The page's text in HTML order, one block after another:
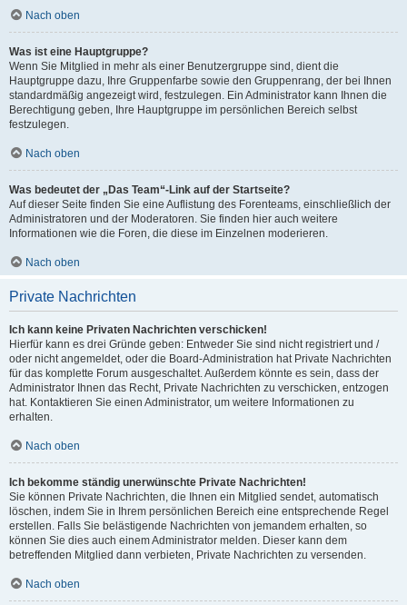
Nach oben
Was ist eine Hauptgruppe?
Wenn Sie Mitglied in mehr als einer Benutzergruppe sind, dient die
Hauptgruppe dazu, Ihre Gruppenfarbe sowie den Gruppenrang, der bei Ihnen
standardmäßig angezeigt wird, festzulegen. Ein Administrator kann Ihnen die
Berechtigung geben, Ihre Hauptgruppe im persönlichen Bereich selbst
festzulegen.
Nach oben
Was bedeutet der „Das Team“-Link auf der Startseite?
Auf dieser Seite finden Sie eine Auflistung des Forenteams, einschließlich der
Administratoren und der Moderatoren. Sie finden hier auch weitere
Informationen wie die Foren, die diese im Einzelnen moderieren.
Nach oben
Private Nachrichten
Ich kann keine Privaten Nachrichten verschicken!
Hierfür kann es drei Gründe geben: Entweder Sie sind nicht registriert und /
oder nicht angemeldet, oder die Board-Administration hat Private Nachrichten
für das komplette Forum ausgeschaltet. Außerdem könnte es sein, dass der
Administrator Ihnen das Recht, Private Nachrichten zu verschicken, entzogen
hat. Kontaktieren Sie einen Administrator, um weitere Informationen zu
erhalten.
Nach oben
Ich bekomme ständig unerwünschte Private Nachrichten!
Sie können Private Nachrichten, die Ihnen ein Mitglied sendet, automatisch
löschen, indem Sie in Ihrem persönlichen Bereich eine entsprechende Regel
erstellen. Falls Sie belästigende Nachrichten von jemandem erhalten, so
können Sie dies auch einem Administrator melden. Dieser kann dem
betreffenden Mitglied dann verbieten, Private Nachrichten zu versenden.
Nach oben